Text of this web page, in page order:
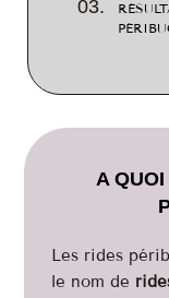
A
Les rides
le nom de